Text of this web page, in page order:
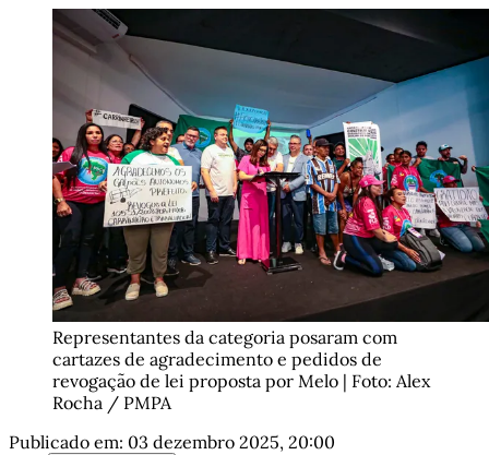
Representantes da categoria posaram com
cartazes de agradecimento e pedidos de
revogação de lei proposta por Melo | Foto: Alex
Rocha / PMPA
Publicado em: 03 dezembro 2025, 20:00